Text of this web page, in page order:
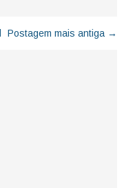
Postagem mais antiga →